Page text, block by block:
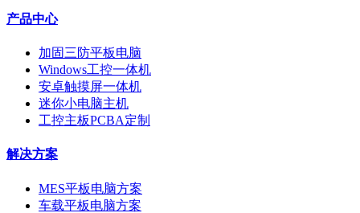
产品中心
加固三防平板电脑
Windows工控一体机
安卓触摸屏一体机
迷你小电脑主机
工控主板PCBA定制
解决方案
MES平板电脑方案
车载平板电脑方案